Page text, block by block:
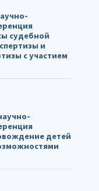
судебной
и
с участием
детей